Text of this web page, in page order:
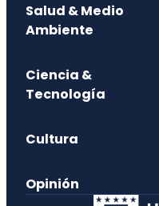
Salud & Medio
Ambiente
Ciencia &
Tecnología
Cultura
Opinión